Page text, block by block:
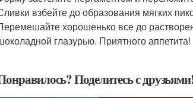
взбейте до образования мягких
хорошенько все до
глазурью. Приятного аппетита!
Поделитесь с